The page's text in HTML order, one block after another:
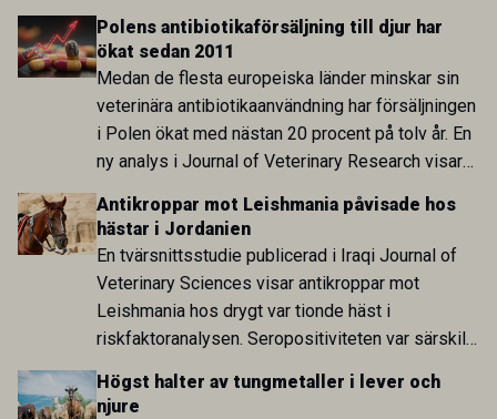
utvecklingen inom de båda sektorerna sida vid
sida och pekar på en obalans i EU:s One Health-
arbete.
Polens antibiotikaförsäljning till djur har
ökat sedan 2011
Medan de flesta europeiska länder minskar sin
veterinära antibiotikaanvändning har försäljningen
i Polen ökat med nästan 20 procent på tolv år. En
ny analys i Journal of Veterinary Research visar
att skillnaden mot lågförbrukarländer som
Sverige är fortsatt stor.
Antikroppar mot Leishmania påvisade hos
hästar i Jordanien
En tvärsnittsstudie publicerad i Iraqi Journal of
Veterinary Sciences visar antikroppar mot
Leishmania hos drygt var tionde häst i
riskfaktoranalysen. Seropositiviteten var särskilt
hög i Zarqa och statistiskt kopplad till bland
annat stallhållning. Resultaten visar att hästarna
Högst halter av tungmetaller i lever och
njure